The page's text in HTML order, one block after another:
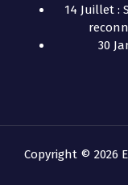
14 Juillet :
30
Copyright © 2026